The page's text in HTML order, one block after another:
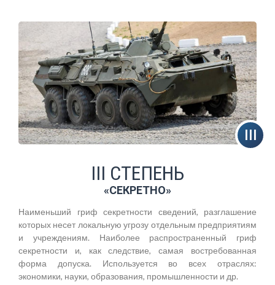
III СТЕПЕНЬ
«СЕКРЕТНО»
Наименьший гриф секретности сведений, разглашение
которых несет локальную угрозу отдельным предприятиям
и учреждениям. Наиболее распространенный гриф
секретности и, как следствие, самая востребованная
форма допуска. Используется во всех отраслях:
экономики, науки, образования, промышленности и др.